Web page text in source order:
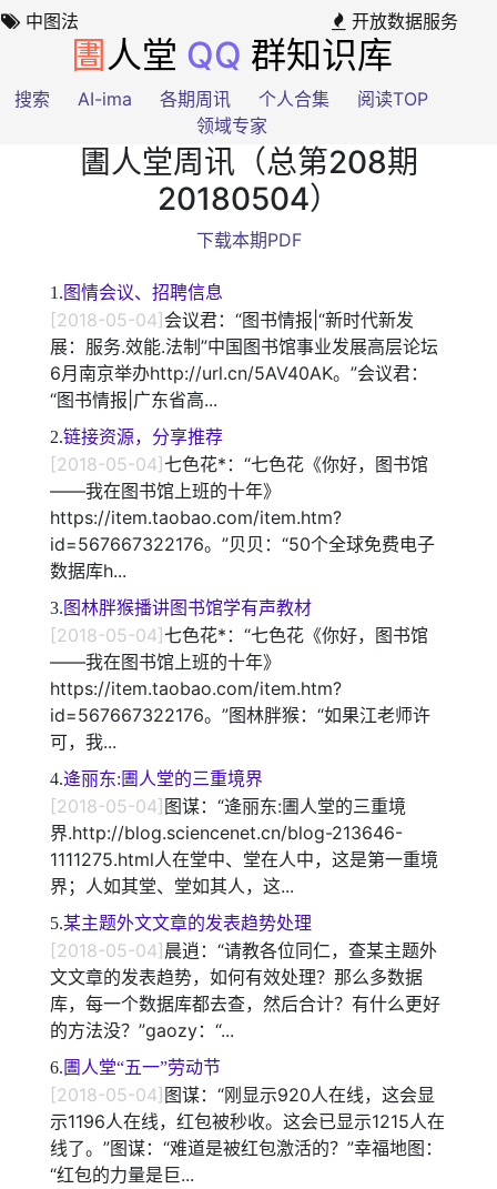
中图法 开放数据服务
圕 人堂 QQ 群知识库
搜索 AI-ima 各期周讯 个人合集
阅读TOP
领域专家
圕人堂周讯（总第208期
20180504）
下载本期PDF
1. 图情会议、招聘信息
[2018-05-04]会议君：“图书情报|“新时代新发
展：服务.效能.法制”中国图书馆事业发展高层论坛
6月南京举办http://url.cn/5AV40AK。”会议君：
“图书情报|广东省高...
2.链接资源，分享推荐
[2018-05-04]七色花*：“七色花《你好，图书馆
——我在图书馆上班的十年》
https://item.taobao.com/item.htm?
id=567667322176。”贝贝：“50个全球免费电子
数据库h...
3. 图林胖猴播讲图书馆学有声教材
[2018-05-04]七色花*：“七色花《你好，图书馆
——我在图书馆上班的十年》
https://item.taobao.com/item.htm?
id=567667322176。”图林胖猴：“如果江老师许
可，我...
4.逄丽东:圕人堂的三重境界
[2018-05-04]图谋：“逄丽东:圕人堂的三重境
界.http://blog.sciencenet.cn/blog-213646-
1111275.html人在堂中、堂在人中，这是第一重境
界；人如其堂、堂如其人，这...
5.某主题外文文章的发表趋势处理
[2018-05-04]晨逍：“请教各位同仁，查某主题外
文文章的发表趋势，如何有效处理？那么多数据
库，每一个数据库都去查，然后合计？有什么更好
的方法没？”gaozy：“...
6. 圕人堂“五一”劳动节
[2018-05-04]图谋：“刚显示920人在线，这会显
示1196人在线，红包被秒收。这会已显示1215人在
线了。”图谋：“难道是被红包激活的？”幸福地图：
“红包的力量是巨...